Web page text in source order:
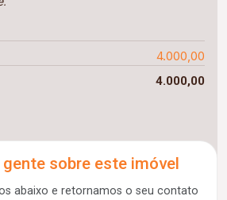
4.000,00
4.000,00
gente sobre este imóvel
abaixo e retornamos o seu contato